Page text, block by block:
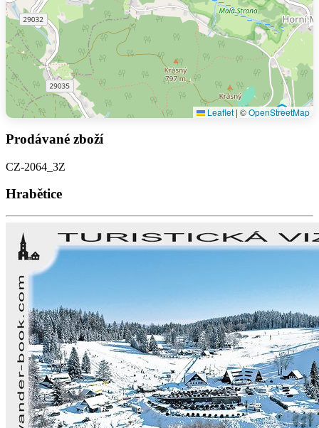
Leaflet | ©OpenStreetMap
Prodávané zboží
CZ-2064_3Z
Hrabětice